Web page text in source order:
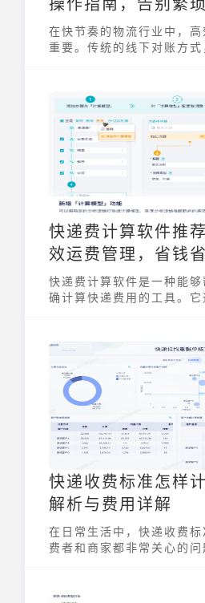
在快节奏的物流行业中，
重要。传统的线下对账方
成本。本文将详细介绍快
程、优势与操作指南，助
账工作。
快递费计算软件推
效运费管理，省钱省
快递费计算软件是一种能
确计算快递费用的工具。
随着电商行业的蓬勃发展
长，一款高效的快递费计
人用户来说，都能显著提
快递收费标准怎样
解析与费用详解
在日常生活中，快递收费
费者和商家都非常关心的
解析快递收费标准的计算方